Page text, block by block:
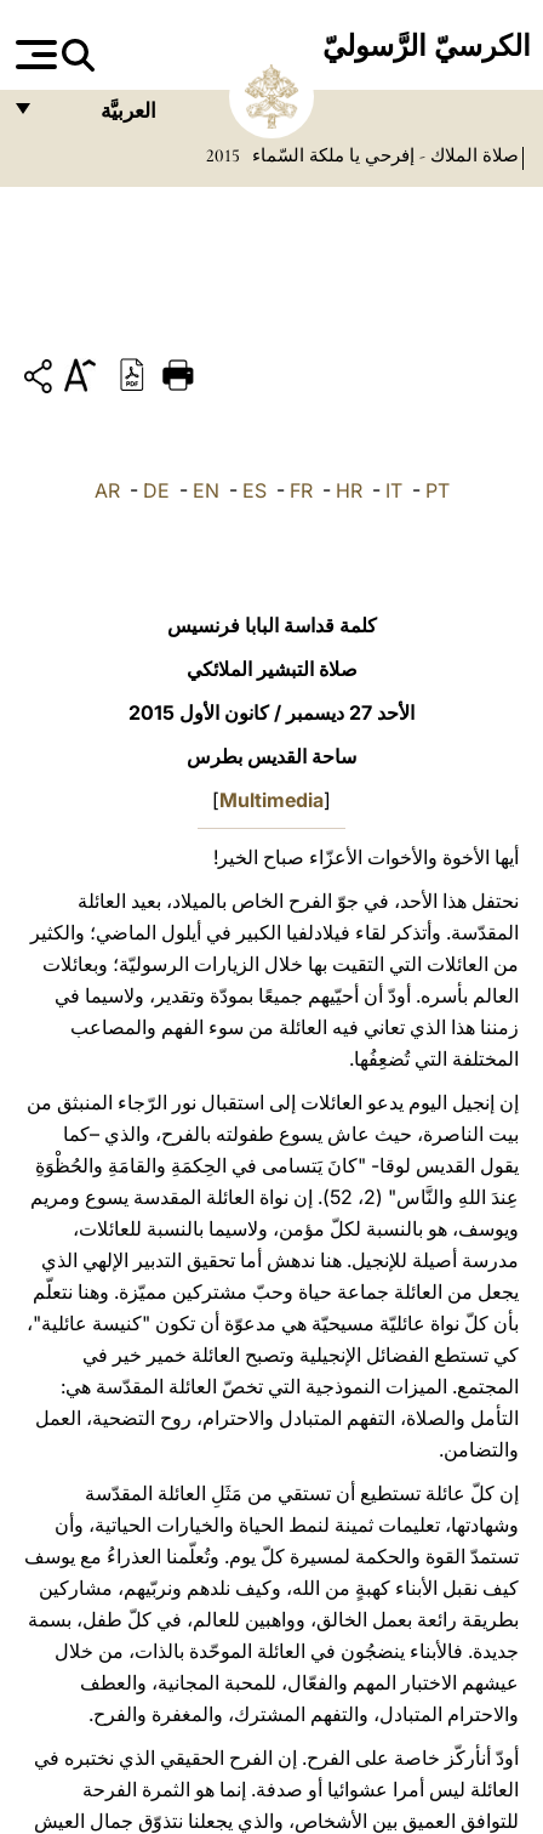
الكرسيّ الرَّسوليّ
العربيَّة
DEUTSCH
العربيّة
صلاة الملاك - إفرحي يا ملكة السّماء 2015
AR- DE - EN - ES- FR- HR- IT- PT
كلمة قداسة البابا فرنسيس
صلاة التبشير الملائكي
الأحد 27 ديسمبر / كانون الأول 2015
ساحة القديس بطرس
[
Multimedia
]
أيها الأخوة والأخوات الأعزّاء صباح الخير!
نحتفل هذا الأحد، في جوّ الفرح الخاص بالميلاد، بعيد العائلة
المقدّسة. وأتذكر لقاء فيلادلفيا الكبير في أيلول الماضي؛ والكثير
من العائلات التي التقيت بها خلال الزيارات الرسوليّة؛ وبعائلات
العالم بأسره. أودّ أن أحيّيهم جميعًا بمودّة وتقدير، ولاسيما في
زمننا هذا الذي تعاني فيه العائلة من سوء الفهم والمصاعب
المختلفة التي تُضعِفُها.
إن إنجيل اليوم يدعو العائلات إلى استقبال نور الرّجاء المنبثق من
بيت الناصرة، حيث عاش يسوع طفولته بالفرح، والذي –كما
يقول القديس لوقا- "كانَ يَتسامى في الحِكمَةِ والقامَةِ والحُظْوَةِ
عِندَ اللهِ والنَّاس" (2، 52). إن نواة العائلة المقدسة يسوع ومريم
ويوسف، هو بالنسبة لكلّ مؤمن، ولاسيما بالنسبة للعائلات،
مدرسة أصيلة للإنجيل. هنا ندهش أما تحقيق التدبير الإلهي الذي
يجعل من العائلة جماعة حياة وحبّ مشتركين مميّزة. وهنا نتعلّم
بأن كلّ نواة عائليّة مسيحيّة هي مدعوّة أن تكون "كنيسة عائلية"،
كي تستطع الفضائل الإنجيلية وتصبح العائلة خمير خير في
المجتمع. الميزات النموذجية التي تخصّ العائلة المقدّسة هي:
التأمل والصلاة، التفهم المتبادل والاحترام، روح التضحية، العمل
والتضامن.
إن كلّ عائلة تستطيع أن تستقي من مَثَلِ العائلة المقدّسة
وشهادتها، تعليمات ثمينة لنمط الحياة والخيارات الحياتية، وأن
تستمدّ القوة والحكمة لمسيرة كلّ يوم. وتُعلّمنا العذراءُ مع يوسف
كيف نقبل الأبناء كهبةٍ من الله، وكيف نلدهم ونربّيهم، مشاركين
بطريقة رائعة بعمل الخالق، وواهبين للعالم، في كلّ طفل، بسمة
جديدة. فالأبناء ينضجُون في العائلة الموحّدة بالذات، من خلال
عيشهم الاختبار المهم والفعّال، للمحبة المجانية، والعطف
والاحترام المتبادل، والتفهم المشترك، والمغفرة والفرح.
أودّ أنأركّز خاصة على الفرح. إن الفرح الحقيقي الذي نختبره في
العائلة ليس أمرا عشوائيا أو صدفة. إنما هو الثمرة الفرحة
للتوافق العميق بين الأشخاص، والذي يجعلنا نتذوّق جمال العيش